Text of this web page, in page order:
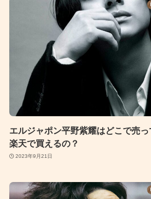
エルジャポン平野紫耀はどこで売
楽天で買えるの？
2023年9月21日